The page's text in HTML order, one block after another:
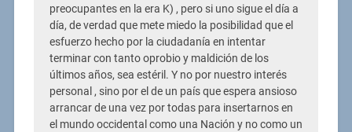
preocupantes en la era K) , pero si uno sigue el día a
día, de verdad que mete miedo la posibilidad que el
esfuerzo hecho por la ciudadanía en intentar
terminar con tanto oprobio y maldición de los
últimos años, sea estéril. Y no por nuestro interés
personal , sino por el de un país que espera ansioso
arrancar de una vez por todas para insertarnos en
el mundo occidental como una Nación y no como un